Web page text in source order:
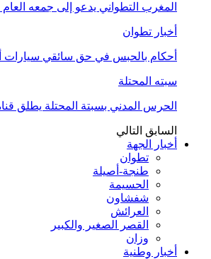
المغرب التطواني يدعو إلى جمعه
أخبار تطوان
أحكام بالحبس في حق سائقي سيارات
سبته المحتلة
الحرس المدني بسبتة المحتلة يطلق
السابق التالي
أخبار الجهة
تطوان
طنجة-أصيلة
الحسيمة
شفشاون
العرائش
القصر الصغير والكبير
وزان
أخبار وطنية